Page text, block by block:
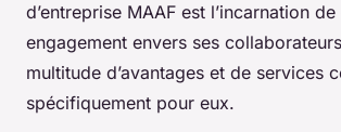
d’entreprise MAAF est l’incarnation
engagement envers ses collaborateurs
multitude d’avantages et de services
spécifiquement pour eux.